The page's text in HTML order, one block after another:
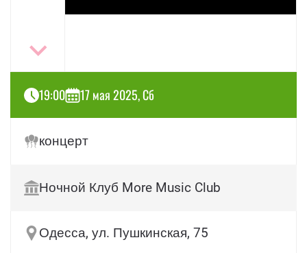
19:00 17 мая 2025, Сб
концерт
Ночной Клуб More Music Club
Одесса, ул. Пушкинская, 75